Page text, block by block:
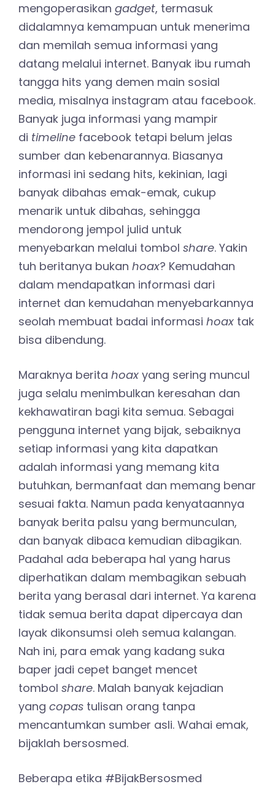
mengoperasikan gadget, termasuk
didalamnya kemampuan untuk menerima
dan memilah semua informasi yang
datang melalui internet. Banyak ibu rumah
tangga hits yang demen main sosial
media, misalnya instagram atau facebook.
Banyak juga informasi yang mampir
di timeline facebook tetapi belum jelas
sumber dan kebenarannya. Biasanya
informasi ini sedang hits, kekinian, lagi
banyak dibahas emak-emak, cukup
menarik untuk dibahas, sehingga
mendorong jempol julid untuk
menyebarkan melalui tombol share. Yakin
tuh beritanya bukan hoax? Kemudahan
dalam mendapatkan informasi dari
internet dan kemudahan menyebarkannya
seolah membuat badai informasi hoax tak
bisa dibendung.
Maraknya berita hoax yang sering muncul
juga selalu menimbulkan keresahan dan
kekhawatiran bagi kita semua. Sebagai
pengguna internet yang bijak, sebaiknya
setiap informasi yang kita dapatkan
adalah informasi yang memang kita
butuhkan, bermanfaat dan memang benar
sesuai fakta. Namun pada kenyataannya
banyak berita palsu yang bermunculan,
dan banyak dibaca kemudian dibagikan.
Padahal ada beberapa hal yang harus
diperhatikan dalam membagikan sebuah
berita yang berasal dari internet. Ya karena
tidak semua berita dapat dipercaya dan
layak dikonsumsi oleh semua kalangan.
Nah ini, para emak yang kadang suka
baper jadi cepet banget mencet
tombol share. Malah banyak kejadian
yang copas tulisan orang tanpa
mencantumkan sumber asli. Wahai emak,
bijaklah bersosmed.
Beberapa etika #BijakBersosmed